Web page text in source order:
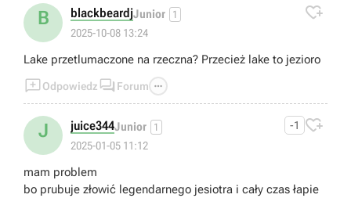
B blackbeardjJunior 1
2025-10-08 13:24

Lake przetlumaczone na rzeczna? Przecież lake to jezioro
Odpowiedz  Forum 
J juice344Junior 1
2025-01-05 11:12
-1 
mam problem
bo prubuje złowić legendarnego jesiotra i cały czas łapie